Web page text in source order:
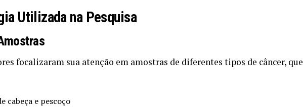
Utilizada na Pesquisa
focalizaram sua atenção em amostras de diferentes tipos de câncer, que
cabeça e pescoço